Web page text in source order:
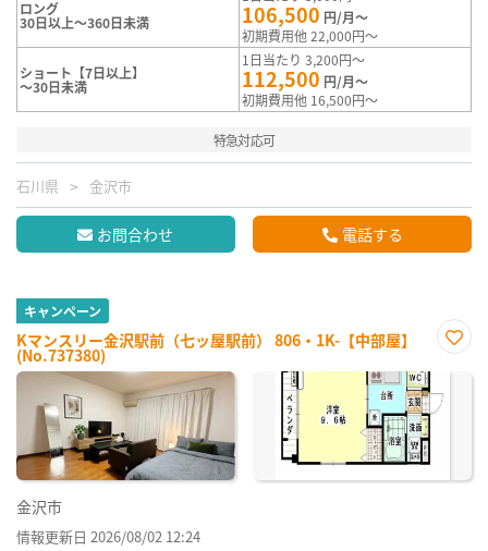
ロング
30日以上～360日未満 106,500 円/月～
初期費用他 22,000円～
ショート【7日以上】
～30日未満
1日当たり 3,200円～
112,500 円/月～
初期費用他 16,500円～
特急対応可
石川県 金沢市
お問合わせ 電話する
キャンペーン
Kマンスリー金沢駅前（七ッ屋駅前） 806・1K-【中部屋】
(No.737380)
に入
り登
録
金沢市
情報更新日 2026/08/02 12:24